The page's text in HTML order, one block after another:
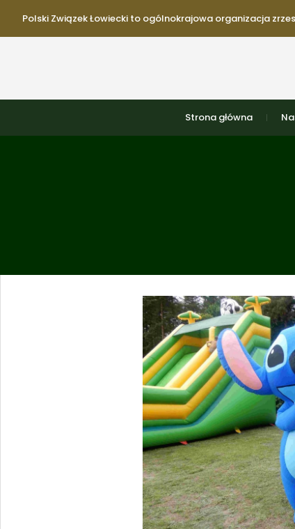
Polski Związek Łowiecki to ogólnokrajowa organizacja
Strona główna